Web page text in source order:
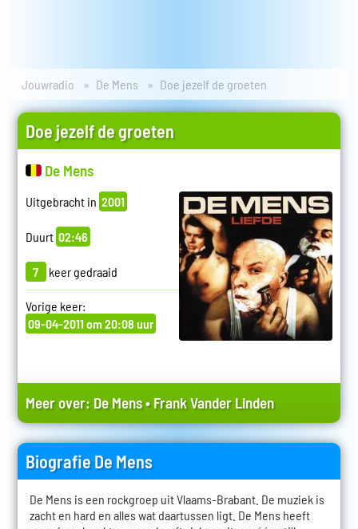
Jouwradio De Mens Doe jezelf de groeten
Doe jezelf de groeten
De Mens
Uitgebracht in 2001
Duurt 02:46
7 keer gedraaid
Vorige keer:
09-04-2011 om 20:08 uur
Meer over: De Mens•Frank Vander Linden
Biografie De Mens
De Mens is een rockgroep uit Vlaams-Brabant. De muziek is
zacht en hard en alles wat daartussen ligt. De Mens heeft